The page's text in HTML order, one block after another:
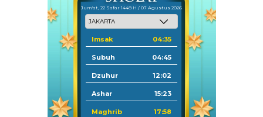
Jum'at, 22 Safar 1448 H / 07 Agustus 2026
Imsak 04:35
Subuh 04:45
Dzuhur 12:02
Ashar 15:23
Maghrib 17:58